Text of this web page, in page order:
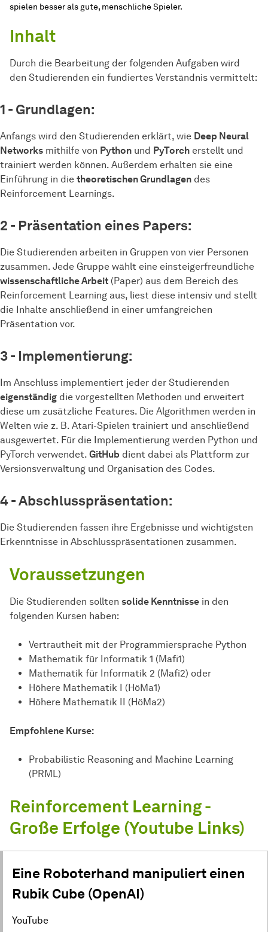
spielen besser als gute, menschliche Spieler.
Inhalt
Durch die Bearbeitung der folgenden Aufgaben wird
den Studierenden ein fundiertes Verständnis vermittelt:
1 - Grundlagen:
Anfangs wird den Studierenden erklärt, wie Deep Neural
Networks mithilfe von Python und PyTorch erstellt und
trainiert werden können. Außerdem erhalten sie eine
Einführung in die theoretischen Grundlagen des
Reinforcement Learnings.
2 - Präsentation eines Papers:
Die Studierenden arbeiten in Gruppen von vier Personen
zusammen. Jede Gruppe wählt eine einsteigerfreundliche
wissenschaftliche Arbeit (Paper) aus dem Bereich des
Reinforcement Learning aus, liest diese intensiv und stellt
die Inhalte anschließend in einer umfangreichen
Präsentation vor.
3 - Implementierung:
Im Anschluss implementiert jeder der Studierenden
eigenständig die vorgestellten Methoden und erweitert
diese um zusätzliche Features. Die Algorithmen werden in
Welten wie z. B. Atari-Spielen trainiert und anschließend
ausgewertet. Für die Implementierung werden Python und
PyTorch verwendet. GitHub dient dabei als Plattform zur
Versionsverwaltung und Organisation des Codes.
4 - Abschlusspräsentation:
Die Studierenden fassen ihre Ergebnisse und wichtigsten
Erkenntnisse in Abschlusspräsentationen zusammen.
Voraussetzungen
Die Studierenden sollten solide Kenntnisse in den
folgenden Kursen haben:
Vertrautheit mit der Programmiersprache Python
Mathematik für Informatik 1 (Mafi1)
Mathematik für Informatik 2 (Mafi2) oder
Höhere Mathematik I (HöMa1)
Höhere Mathematik II (HöMa2)
Empfohlene Kurse:
Probabilistic Reasoning and Machine Learning
(PRML)
Reinforcement Learning -
Große Erfolge (Youtube Links)
Eine Roboterhand manipuliert einen
Rubik Cube (OpenAI)
YouTube